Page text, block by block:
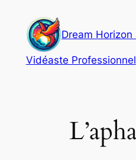
contenu
Dream Horizon
Vidéaste Professionnel